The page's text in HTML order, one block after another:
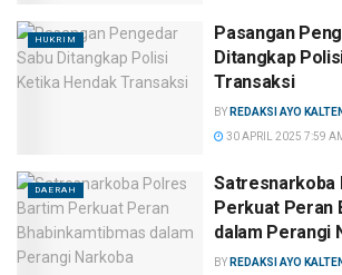
HUKRIM
Pasangan
Ditangkap
Transaksi
BY REDAKSI AYO
30 APRIL 2025 7:59
DAERAH
Satresnarkoba
Perkuat Peran
dalam Perangi
BY REDAKSI AYO